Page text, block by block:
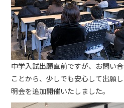
中学入試出願直前ですが、お問い
ことから、少しでも安心して出願
明会を追加開催いたしました。